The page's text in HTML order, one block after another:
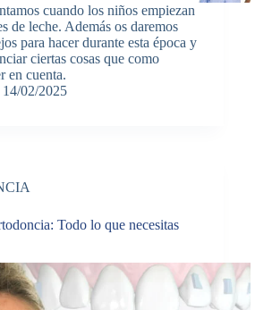
cuando los niños empiezan
de leche. Además os daremos
para hacer durante esta época y
ciertas cosas que como
en cuenta.
14/02/2025
Todo lo que necesitas